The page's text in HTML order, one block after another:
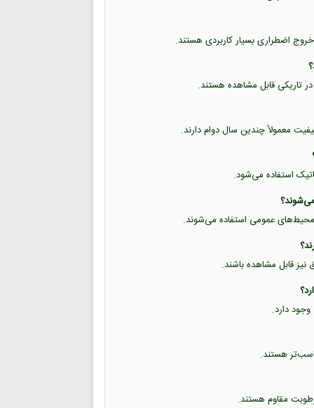
اضطراری بسیار کاربردی هستند.
در تاریکی قابل مشاهده هستند.
معمولاً چندین سال دوام دارند.
استفاده می‌شود.
و محیط‌های عمومی استفاده می‌شوند.
نیز قابل مشاهده باشند.
دارد.
رطوبت مقاوم هستند.